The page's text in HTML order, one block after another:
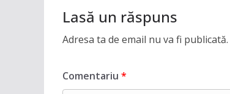
Lasă un răspuns
Adresa ta de email nu va fi publicată.
Comentariu *